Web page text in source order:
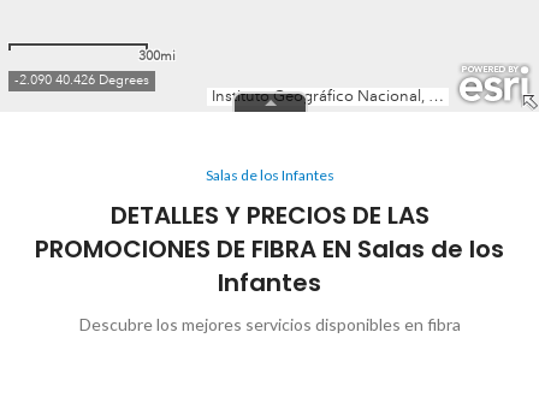
Salas de los Infantes
DETALLES Y PRECIOS DE LAS
PROMOCIONES DE FIBRA EN Salas de los
Infantes
Descubre los mejores servicios disponibles en fibra